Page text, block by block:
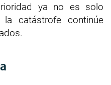
ya no es solo
catástrofe continúe